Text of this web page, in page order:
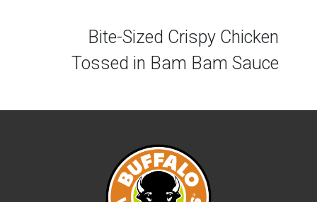
Bite-Sized Crispy Chicken
Tossed in Bam Bam Sauce